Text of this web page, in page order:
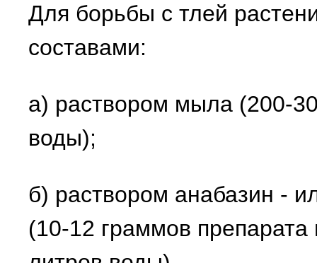
Для борьбы с тлей
составами:
а) раствором мыла (200-
воды);
б) раствором анабазин -
(10-12 граммов